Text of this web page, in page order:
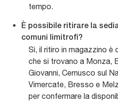
tempo.
È possibile ritirare la
comuni limitrofi?
Sì, il ritiro in magazzino è
che si trovano a Monza,
Giovanni, Cernusco sul
Vimercate, Bresso e
per confermare la